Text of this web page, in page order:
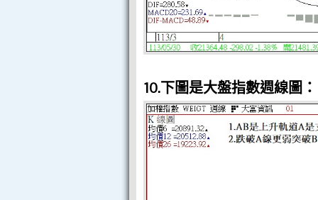
10.下圖是大盤指數週線圖：